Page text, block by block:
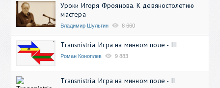
Уроки Игоря Фроянова. К девяностолетию
мастера
Владимир Шульгин 8 660
Transnistria. Игра на минном поле - III
Роман Коноплев 9 883
Transnistria. Игра на минном поле - II